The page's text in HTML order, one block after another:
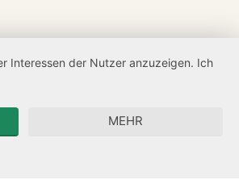
Interessen der Nutzer anzuzeigen. Ich
MEHR